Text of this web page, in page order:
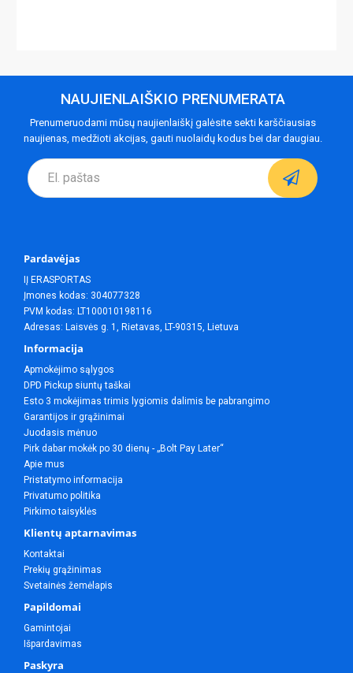
NAUJIENLAIŠKIO PRENUMERATA
Prenumeruodami mūsų naujienlaiškį galėsite sekti karščiausias
naujienas, medžioti akcijas, gauti nuolaidų kodus bei dar daugiau.
Pardavėjas
IĮ ERASPORTAS
Įmones kodas: 304077328
PVM kodas: LT100010198116
Adresas: Laisvės g. 1, Rietavas, LT-90315, Lietuva
Informacija
Apmokėjimo sąlygos
DPD Pickup siuntų taškai
Esto 3 mokėjimas trimis lygiomis dalimis be pabrangimo
Garantijos ir grąžinimai
Juodasis mėnuo
Pirk dabar mokėk po 30 dienų - „Bolt Pay Later“
Apie mus
Pristatymo informacija
Privatumo politika
Pirkimo taisyklės
Klientų aptarnavimas
Kontaktai
Prekių grąžinimas
Svetainės žemėlapis
Papildomai
Gamintojai
Išpardavimas
Paskyra